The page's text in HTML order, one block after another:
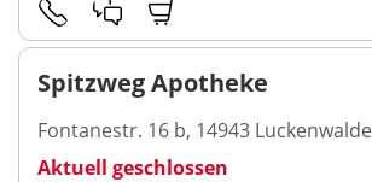
Spitzweg Apotheke
Fontanestr. 16 b, 14943 Luckenwalde
Aktuell geschlossen